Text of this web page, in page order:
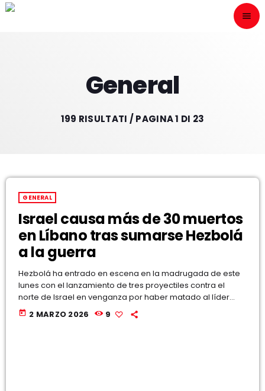
menu
ONAIR
HOME
PROGRAMACION
NUESTRAS FRECUENCIAS
EQUIPO
NOTICIAS
General
199 RISULTATI / PAGINA 1 DI 23
GENERAL
Israel causa más de 30 muertos
en Líbano tras sumarse Hezbolá
a la guerra
Hezbolá ha entrado en escena en la madrugada de este
lunes con el lanzamiento de tres proyectiles contra el
norte de Israel en venganza por haber matado al líder
supremo iraní, Alí Jameneí, al inicio de su campaña bélica
mano a mano con Estados Unidos, este domingo. Es el
today 2 MARZO 2026 9